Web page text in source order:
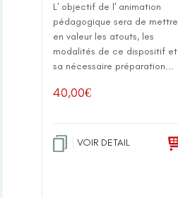
L' objectif de l' animation
pédagogique sera de mettre
en valeur les atouts, les
modalités de ce dispositif et
sa nécessaire préparation...
40,00€
VOIR DETAIL